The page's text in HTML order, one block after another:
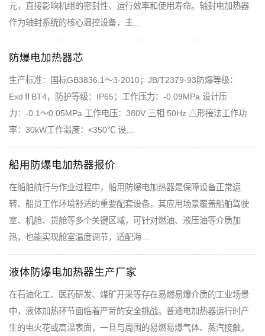
元，直接影响机组的密封性、运行效率和使用寿命。轴封电加热器
作为轴封系统的核心温控设备，主…
防爆电加热器芯
生产标准：国标GB3836.1～3-2010；JB/T2379-93防爆等级：
ExdⅡBT4，防护等级：IP65；工作压力：-0.09MPa 设计压
力：-0.1～0.05MPa 工作电压：380V 三相 50Hz △形接法工作功
率：30kW工作温度：<350℃ 设…
船用防爆电加热器报价
在船舶航行与作业过程中，船用防爆电加热器是保障设备正常运
转、船员工作环境舒适的重要配套设备，其应用场景覆盖船舶驾驶
室、机舱、货舱等多个关键区域，可针对燃油、液压油等介质加
热，也能实现舱室温度调节，适配海…
液体防爆电加热器生产厂家
在石油化工、医药研发、煤矿开采等存在易燃易爆介质的工业场景
中，液体加热环节面临着严苛的安全挑战。普通电加热器运行时产
生的电火花或高温表面，一旦与周围的易燃易爆气体、蒸汽接触，